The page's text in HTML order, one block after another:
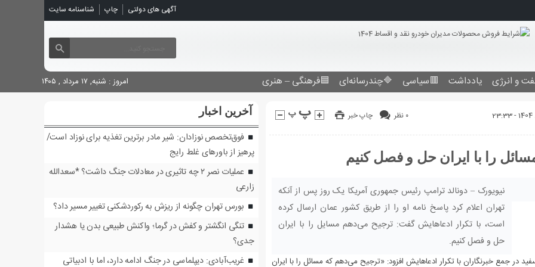
آگهی های دولتی چاپ شناسنامه سایت
و انرژی یادداشت 🟥سیاسی 🔷چندرسانه‌ای 🟦فرهنگی – هنری امروز : شنبه, ۱۷ مرداد , ۱۴۰۵
چاپ خبر ۰ نظر
را با ایران حل و فصل کنیم
نیویورک – دونالد ترامپ رئیس جمهوری آمریکا یک روز پس از آنکه
تهران اعلام کرد پاسخ نامه او را از طریق کشور عمان ارسال کرده
است، با تکرار ادعاهایش گفت: ترجیح می‌دهم مسایل را با ایران
حل و فصل کنیم.
جمع خبرنگاران با تکرار ادعاهایش افزود: «ترجیح می‌دهم که مسائل را با ایران
آخرین اخبار
فوق‌تخصص نوزادان: شیر مادر برترین تغذیه برای نوزاد است/
پرهیز از باورهای غلط رایج
عملیات نصر ۲ چه تاثیری در معادلات جنگ داشت؟ *سعدالله
زارعی
بورس تهران چگونه از ریزش به رکوردشکنی تغییر مسیر داد؟
تنگی انگشتر و کفش در گرما؛ واکنش طبیعی بدن یا هشدار
جدی؟
غریب‌آبادی: دیپلماسی در جنگ ادامه دارد، اما با ادبیاتی